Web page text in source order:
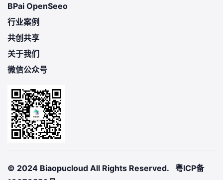
BPai OpenSeeo
行业案例
共创共享
关于我们
微信公众号
© 2024 Biaopucloud All Rights Reserved. 粤ICP备